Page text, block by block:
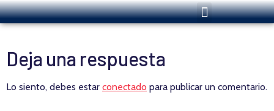
Deja una respuesta
Lo siento, debes estar conectado para publicar un comentario.